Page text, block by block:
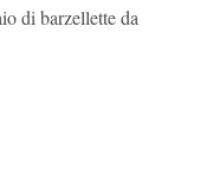
di barzellette da